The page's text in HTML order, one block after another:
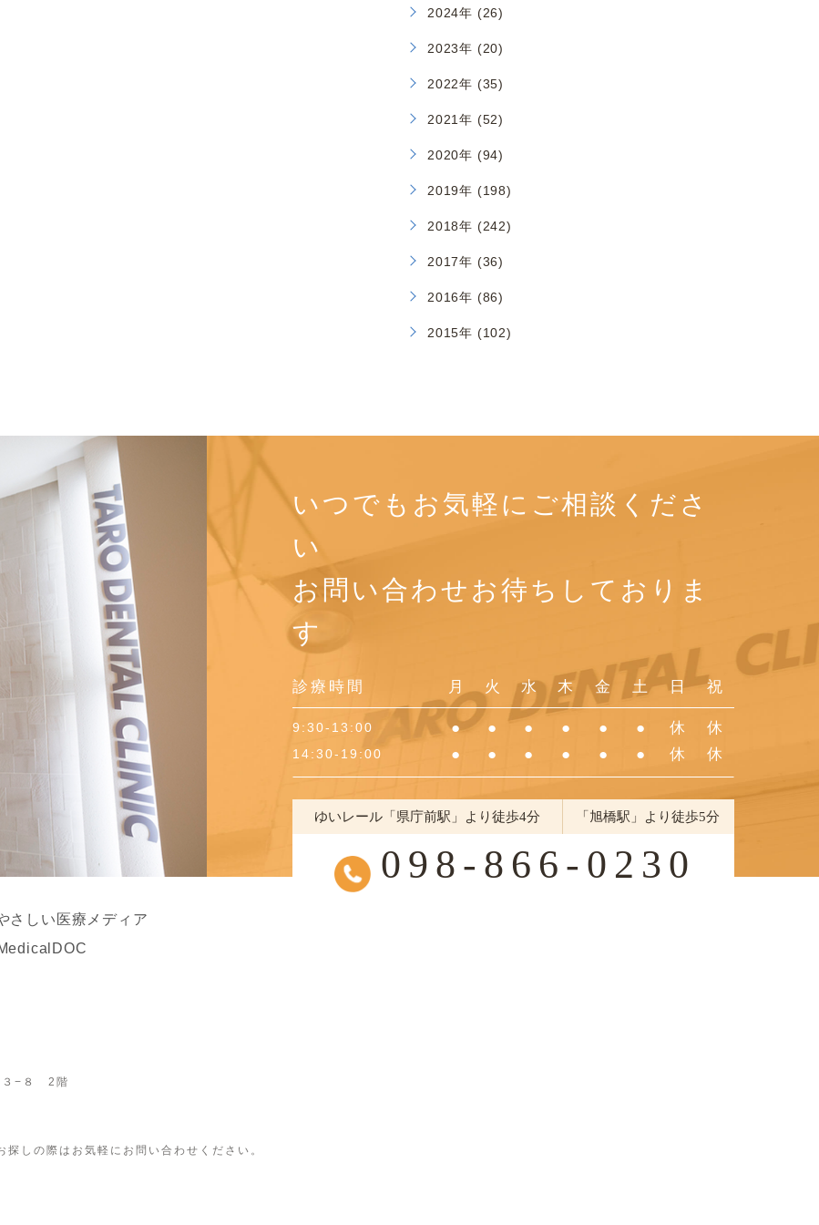
2024年 (26)
2023年 (20)
2022年 (35)
2021年 (52)
2020年 (94)
2019年 (198)
2018年 (242)
2017年 (36)
2016年 (86)
2015年 (102)
いつでもお気軽にご相談くださ
い
お問い合わせお待ちしておりま
す
診療時間 月 火 水 木 金 土 日 祝
9:30-13:00 ● ● ● ● ● ● 休 休
14:30-19:00 ● ● ● ● ● ● 休 休
ゆいレール「県庁前駅」より徒歩4分 「旭橋駅」より徒歩5分
098-866-0230
３−８ 2階
しの際はお気軽にお問い合わせください。